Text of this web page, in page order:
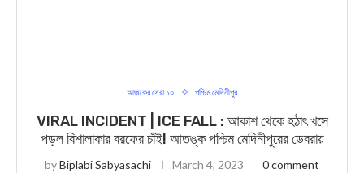
আজকের সেরা ১০ পশ্চিম মেদিনীপুর
VIRAL INCIDENT | ICE FALL : আকাশ থেকে হঠাৎ খসে
পড়ল বিশালাকার বরফের চাঁই! আতঙ্ক পশ্চিম মেদিনীপুরের ডেবরায়
byBiplabi Sabyasachi March 4, 2023 0 comment